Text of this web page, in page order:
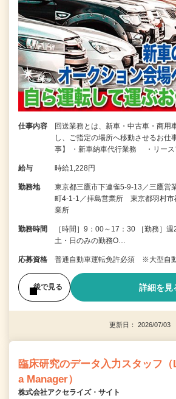
仕事内容
回送業務とは、新車・中古車・商用
し、ご指定の場所へ移動させるお
事】 ・新車納車代行業務 ・リー
給与 時給1,228円
勤務地
東京都三鷹市下連雀5-9-13／三鷹
町4-1-1／拝島営業所 東京都羽村市
業所
勤務時間
［時間］9：00～17：30 ［勤務］
土・日のみの勤務O…
応募資格 普通自動車運転免許必須 ※大型自
後で見る 詳細を見
更新日： 2026/07/
臨床研究のデータ入力スタッフ
a Manager）
株式会社アクセライズ・サイト